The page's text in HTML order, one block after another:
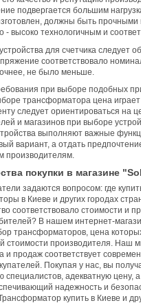
подвергается большим
должны быть
- высоко технологичным и
для счетчика следует
соответствовало
не было меньше.
при выборе подобных
трансформатора цена
следует ориентироваться на
и магазинов при выборе
выполняют важные
вариант, а отдать
производителям.
покупки в магазине
задаются вопросом: где
в Киеве и других городах
соответствовало стоимости и
В нашем интернет-
трансформаторов, цена
стоимости производителя. Наш
и продаж соответствует
Покупая у нас, вы
специалистов, адекватную цену,
надежность и
купить в Киеве и